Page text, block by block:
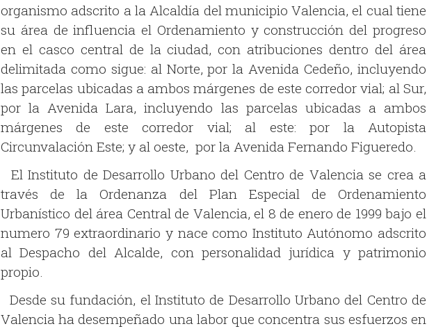
organismo adscrito a la Alcaldía del municipio Valencia, el cual tiene
su área de influencia el Ordenamiento y construcción del progreso
en el casco central de la ciudad, con atribuciones dentro del área
delimitada como sigue: al Norte, por la Avenida Cedeño, incluyendo
las parcelas ubicadas a ambos márgenes de este corredor vial; al Sur,
por la Avenida Lara, incluyendo las parcelas ubicadas a ambos
márgenes de este corredor vial; al este: por la Autopista
Circunvalación Este; y al oeste, por la Avenida Fernando Figueredo.
El Instituto de Desarrollo Urbano del Centro de Valencia se crea a
través de la Ordenanza del Plan Especial de Ordenamiento
Urbanístico del área Central de Valencia, el 8 de enero de 1999 bajo el
numero 79 extraordinario y nace como Instituto Autónomo adscrito
al Despacho del Alcalde, con personalidad jurídica y patrimonio
propio.
Desde su fundación, el Instituto de Desarrollo Urbano del Centro de
Valencia ha desempeñado una labor que concentra sus esfuerzos en